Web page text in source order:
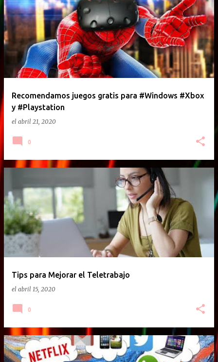
Recomendamos juegos gratis para #Windows #Xbox
y #Playstation
el abril 21, 2020
0
Tips para Mejorar el Teletrabajo
el abril 15, 2020
0